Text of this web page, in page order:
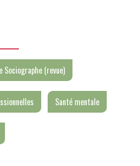
Sociographe (revue)
Santé mentale